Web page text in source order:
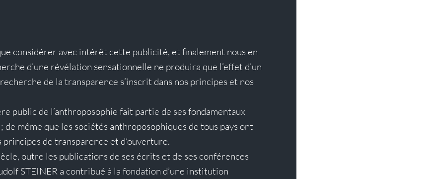
considérer avec intérêt cette publicité, et finalement nous en
d’une révélation sensationnelle ne produira que l’effet d’un
de la transparence s’inscrit dans nos principes et nos
public de l’anthroposophie fait partie de ses fondamentaux
de même que les sociétés anthroposophiques de tous pays ont
principes de transparence et d’ouverture.
outre les publications de ses écrits et de ses conférences
STEINER a contribué à la fondation d’une institution